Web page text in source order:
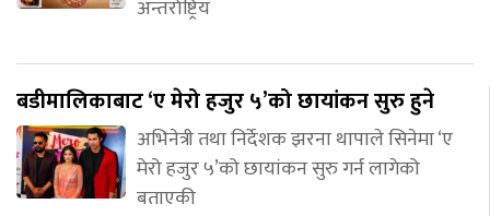
अन्तर्राष्ट्रिय
बडीमालिकाबाट ‘ए मेरो हजुर ५’को छायांकन सुरु हुने
अभिनेत्री तथा निर्देशक झरना थापाले सिनेमा ‘ए
मेरो हजुर ५’को छायांकन सुरु गर्न लागेको
बताएकी